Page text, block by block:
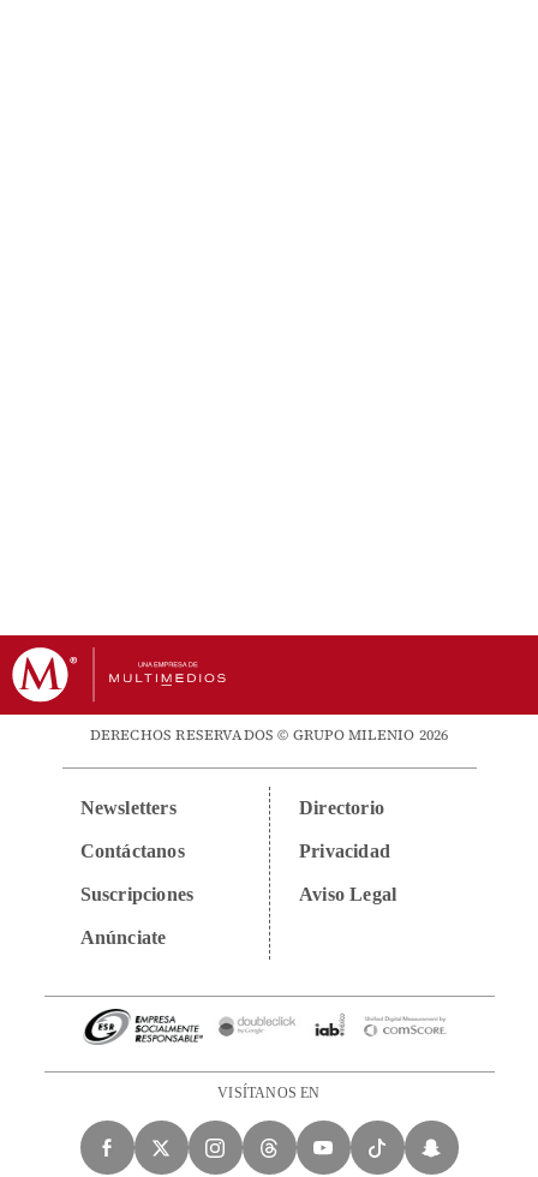
DERECHOS RESERVADOS © GRUPO MILENIO 2026
Newsletters
Contáctanos
Suscripciones
Anúnciate
Directorio
Privacidad
Aviso Legal
VISÍTANOS EN